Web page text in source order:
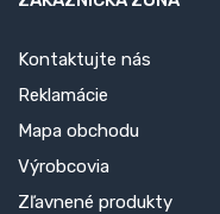
Kontaktujte nás
Reklamácie
Mapa obchodu
Výrobcovia
Zľavnené produkty